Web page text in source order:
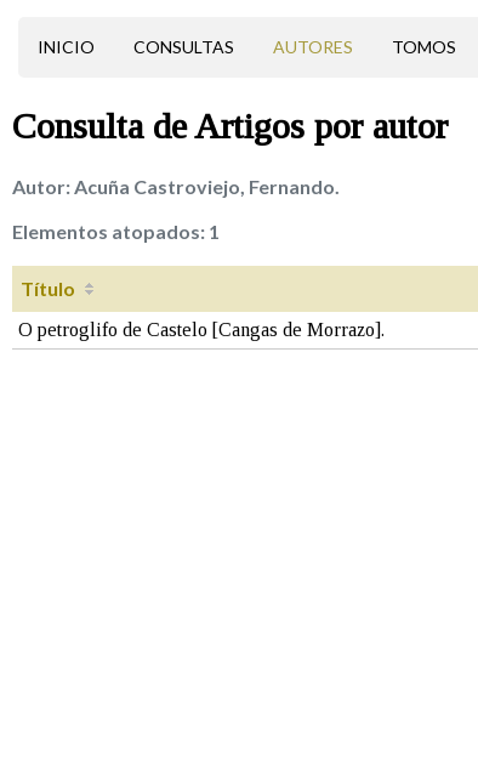
INICIO CONSULTAS AUTORES TOMOS
Consulta deArtigos por autor
Autor:Acuña Castroviejo, Fernando.
Elementos atopados: 1
Título
O petroglifo de Castelo [Cangas de Morrazo].